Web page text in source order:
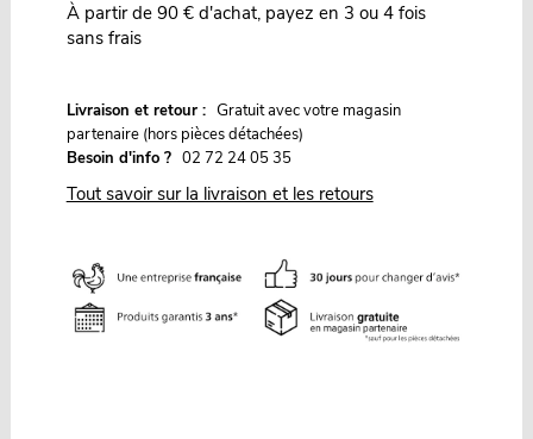
À partir de 90 € d'achat, payez en 3 ou 4 fois
sans frais
Livraison et retour : Gratuit avec votre magasin
partenaire (hors pièces détachées)
Besoin d'info ? 02 72 24 05 35
Tout savoir sur la livraison et les retours